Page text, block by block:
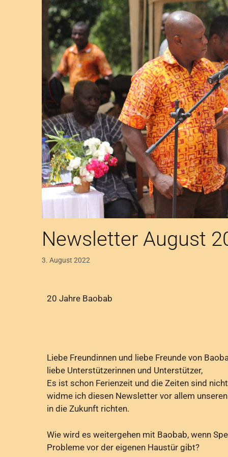
Newsletter August
3. August 2022
20 Jahre Baobab
Liebe Freundinnen und liebe Freunde von
liebe Unterstützerinnen und Unterstützer,
Es ist schon Ferienzeit und die Zeiten sind
widme ich diesen Newsletter vor allem
in die Zukunft richten.
Wie wird es weitergehen mit Baobab, wenn
Probleme vor der eigenen Haustür gibt?